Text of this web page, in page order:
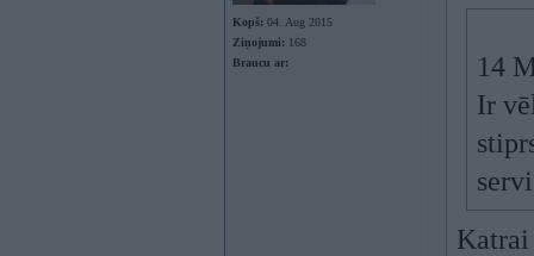
Kopš: 04. Aug 2015
Ziņojumi: 168
Braucu ar:
14
Ir